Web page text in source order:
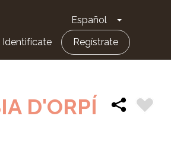
Español Toggle
Identifícate Regístrate
D'ORPÍ